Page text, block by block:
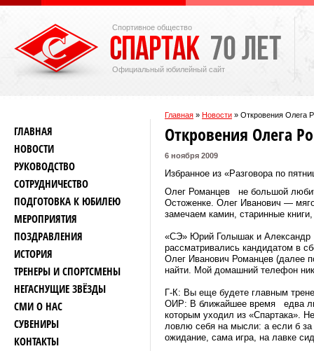
Спортивное общество
Официальный юбилейный сайт
Главная » Новости » Откровения Олега
ГЛАВНАЯ
НОВОСТИ
РУКОВОДСТВО
СОТРУДНИЧЕСТВО
ПОДГОТОВКА К ЮБИЛЕЮ
МЕРОПРИЯТИЯ
ПОЗДРАВЛЕНИЯ
ИСТОРИЯ
ТРЕНЕРЫ И СПОРТСМЕНЫ
НЕГАСНУЩИЕ ЗВЁЗДЫ
СМИ О НАС
СУВЕНИРЫ
КОНТАКТЫ
Откровения Олега
6 ноября 2009
Избранное из «Разговора по
Олег Романцев не большой
Остоженке. Олег Иванович —
замечаем камин, старинные
«СЭ» Юрий Голышак и Александр
рассматривались кандидатом в
Олег Иванович Романцев (далее
найти. Мой домашний телефон
Г-К: Вы еще будете главным
ОИР: В ближайшее время едва
которым уходил из «Спартака».
ловлю себя на мысли: а если б за
ожидание, сама игра, на лавке